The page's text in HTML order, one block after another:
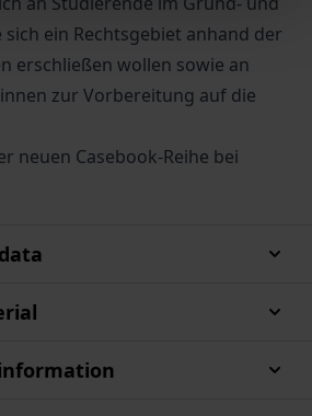
ein Rechtsgebiet anhand der
erschließen wollen sowie an
zur Vorbereitung auf die
neuen Casebook-Reihe bei